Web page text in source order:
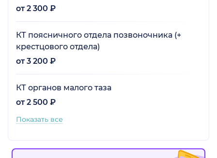
от 2 300 ₽
КТ поясничного отдела позвоночника (+
крестцового отдела)
от 3 200 ₽
КТ органов малого таза
от 2 500 ₽
Показать все